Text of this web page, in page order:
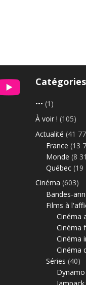
Catégories
••• (1)
À voir ! (105)
Actualité (41
France (13
Monde (8
Québec (19
Cinéma (603)
Bandes-
Films à
Cinéma
Cinéma
Cinéma
Cinéma
Séries (40)
Dynamo